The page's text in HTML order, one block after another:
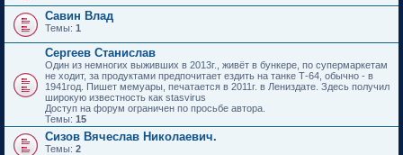
Савин Влад
Темы: 1
Сергеев Станислав
Один из немногих выживших в 2013г., живёт в бункере, по супермаркетам
не ходит, за продуктами предпочитает ездить на танке Т-64, обычно - в
1941год. Пишет мемуары, печатается в 2011г. в Лениздате. Здесь получил
широкую известность как stasvirus
Доступ на форум ограничен по просьбе автора.
Темы: 15
Сизов Вячеслав Николаевич.
Темы: 2